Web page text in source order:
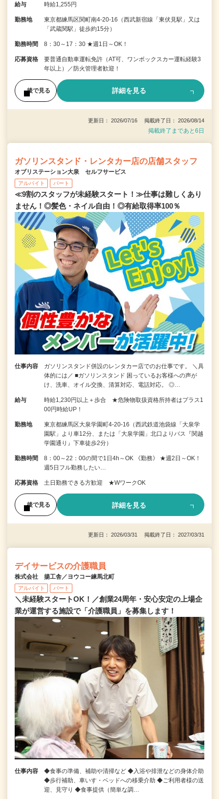
給与 時給1,255円
勤務地
東京都練馬区関町南4-20-16（西武新宿線「東伏見駅」又は
「武蔵関駅」徒歩約15分）
勤務時間 8：30～17：30 ★週1日～OK！
応募資格
要普通自動車運転免許（AT可、ワンボックスカー運転経験3
年以上）／防火管理者歓迎！
後で見る 詳細を見る
更新日： 2026/07/16 掲載終了日： 2026/08/14
掲載終了まであと6日
ガソリンスタンド・レンタカー店の店舗スタッフ
オブリステーション大泉 セルフサービス
アルバイト パート
≪9割のスタッフが未経験スタート！≫仕事は難しくあり
ません！◎髪色・ネイル自由！◎有給取得率100％
仕事内容
ガソリンスタンド併設のレンタカー店でのお仕事です。 ＼具
体的には／ ■ガソリンスタンド 困っているお客様への声が
け、洗車、オイル交換、清算対応、電話対応。 ◎…
給与
時給1,230円以上＋歩合 ★危険物取扱資格所持者はプラス1
00円時給UP！
勤務地
東京都練馬区大泉学園町4-20-16（西武鉄道池袋線「大泉学
園駅」より車12分、または「大泉学園」北口よりバス『関越
学園通り』下車徒歩2分）
勤務時間
8：00～22：00の間で1日4h～OK 《勤務》 ★週2日～OK！
週5日フル勤務したい…
応募資格 土日勤務できる方歓迎 ★WワークOK
後で見る 詳細を見る
更新日： 2026/03/31 掲載終了日： 2027/03/31
デイサービスの介護職員
株式会社 揚工舎／ヨウコー練馬北町
アルバイト パート
＼未経験スタートOK！／創業24周年・安心安定の上場企
業が運営する施設で「介護職員」を募集します！
仕事内容
◆食事の準備、補助や清掃など ◆入浴や排泄などの身体介助
◆歩行補助、車いす・ベッドへの移乗介助 ◆ご利用者様の送
迎、見守り ◆食事提供（簡単な調…